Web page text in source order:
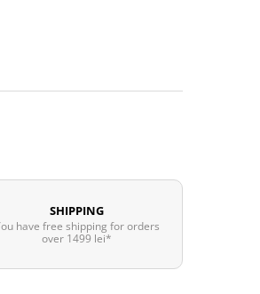
SHIPPING
have free shipping for orders
over 1499 lei*